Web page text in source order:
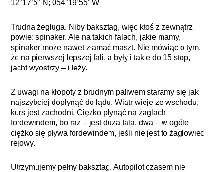
12°17’5″ N; 054°19’55” W
Trudna żegluga. Niby baksztag, więc ktoś z zewnątrz
powie: spinaker. Ale na takich falach, jakie mamy,
spinaker może nawet złamać maszt. Nie mówiąc o tym,
że na pierwszej lepszej fali, a były i takie do 15 stóp,
jacht wyostrzy – i leży.
Z uwagi na kłopoty z brudnym paliwem staramy się jak
najszybciej dopłynąć do lądu. Wiatr wieje ze wschodu,
kurs jest zachodni. Ciężko płynąć na żaglach
fordewindem, bo raz – jest duża fala, dwa – w ogóle
ciężko się pływa fordewindem, jeśli nie jest to żaglowiec
rejowy.
Utrzymujemy pełny baksztag. Autopilot czasem nie